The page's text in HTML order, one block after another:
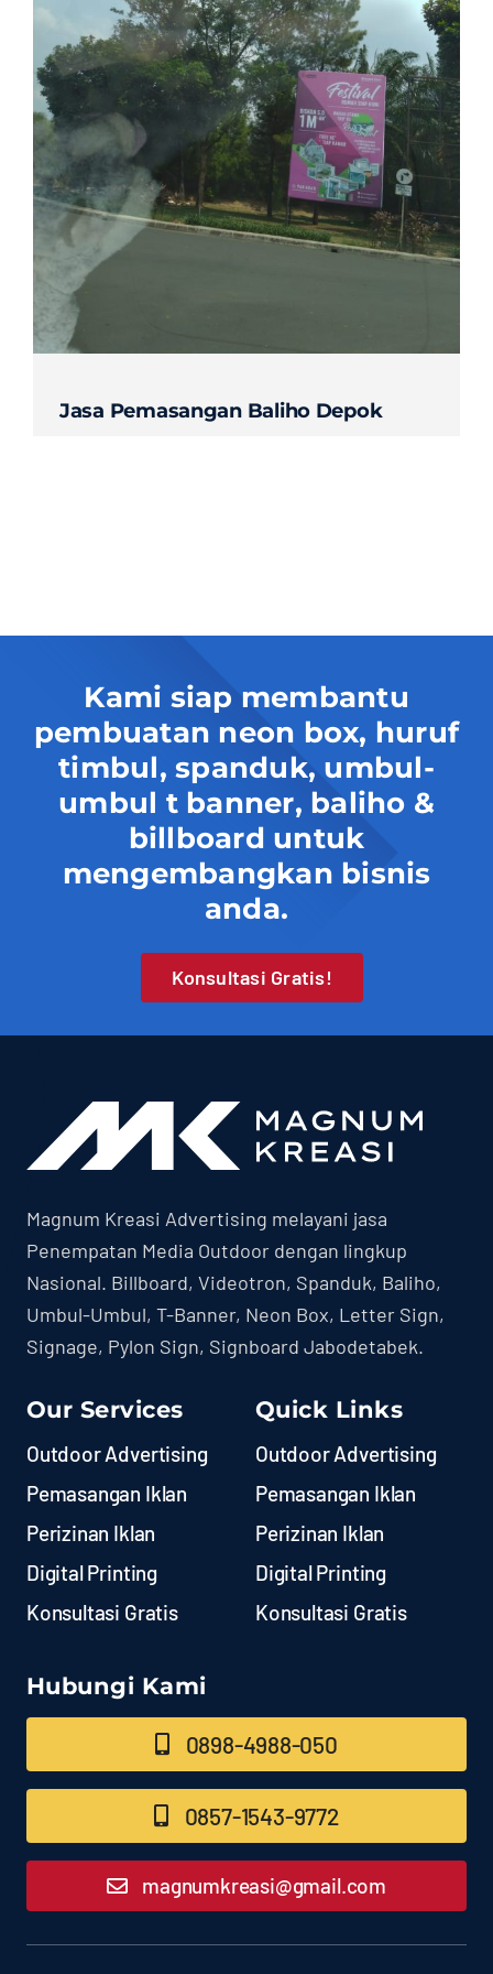
Jasa Pemasangan Baliho Depok
Kami siap membantu
pembuatan neon box, huruf
timbul, spanduk, umbul-
umbul t banner, baliho &
billboard untuk
mengembangkan bisnis
anda.
Konsultasi Gratis!
Magnum Kreasi Advertising melayani jasa
Penempatan Media Outdoor dengan lingkup
Nasional. Billboard, Videotron, Spanduk, Baliho,
Umbul-Umbul, T-Banner, Neon Box, Letter Sign,
Signage, Pylon Sign, Signboard Jabodetabek.
Our Services
Outdoor Advertising
Pemasangan Iklan
Perizinan Iklan
Digital Printing
Konsultasi Gratis
Quick Links
Outdoor Advertising
Pemasangan Iklan
Perizinan Iklan
Digital Printing
Konsultasi Gratis
Hubungi Kami
0898-4988-050
0857-1543-9772
magnumkreasi@gmail.com